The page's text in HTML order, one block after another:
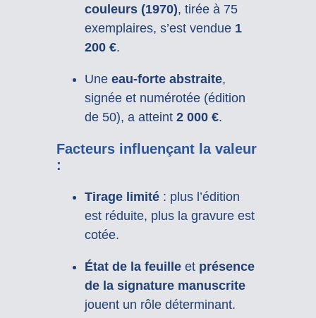
couleurs (1970), tirée à 75
exemplaires, s’est vendue 1
200 €.
Une eau-forte abstraite,
signée et numérotée (édition
de 50), a atteint 2 000 €.
Facteurs influençant la valeur
:
Tirage limité: plus l’édition
est réduite, plus la gravure est
cotée.
État de la feuilleet présence
de la signature manuscrite
jouent un rôle déterminant.